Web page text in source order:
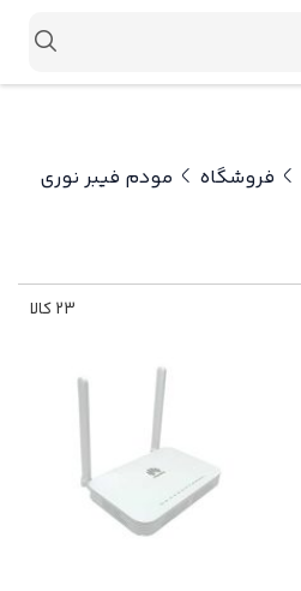
فروشگاه مودم فیبر نوری
23 کالا